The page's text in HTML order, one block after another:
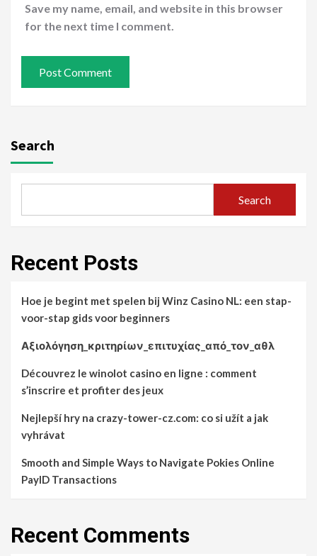
Save my name, email, and website in this browser
for the next time I comment.
Search
Search
Recent Posts
Hoe je begint met spelen bij Winz Casino NL: een stap-
voor-stap gids voor beginners
Αξιολόγηση_κριτηρίων_επιτυχίας_από_τον_αθλ
Découvrez le winolot casino en ligne : comment
s’inscrire et profiter des jeux
Nejlepší hry na crazy-tower-cz.com: co si užít a jak
vyhrávat
Smooth and Simple Ways to Navigate Pokies Online
PayID Transactions
Recent Comments